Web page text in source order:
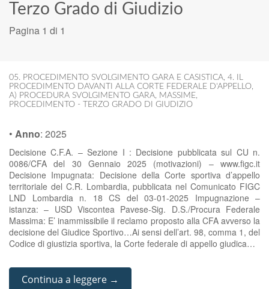
Terzo Grado di Giudizio
Pagina 1 di 1
05. PROCEDIMENTO SVOLGIMENTO GARA E CASISTICA, 4. IL
PROCEDIMENTO DAVANTI ALLA CORTE FEDERALE D'APPELLO,
A) PROCEDURA SVOLGIMENTO GARA, MASSIME,
PROCEDIMENTO - TERZO GRADO DI GIUDIZIO
• Anno: 2025
Decisione C.F.A. – Sezione I : Decisione pubblicata sul CU n.
0086/CFA del 30 Gennaio 2025 (motivazioni) – www.figc.it
Decisione Impugnata: Decisione della Corte sportiva d’appello
territoriale del C.R. Lombardia, pubblicata nel Comunicato FIGC
LND Lombardia n. 18 CS del 03-01-2025 Impugnazione –
istanza: – USD Viscontea Pavese-Sig. D.S./Procura Federale
Massima: E’ inammissibile il reclamo proposto alla CFA avverso la
decisione del Giudice Sportivo…Ai sensi dell’art. 98, comma 1, del
Codice di giustizia sportiva, la Corte federale di appello giudica…
Continua a leggere →